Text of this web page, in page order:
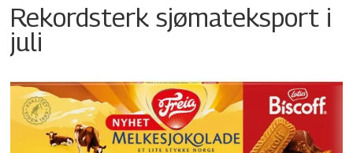
Rekordsterk sjømateksport i
juli